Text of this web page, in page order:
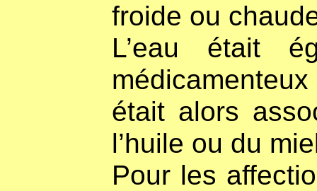
froide ou
L’eau était
était alors
l’huile ou du
Pour les